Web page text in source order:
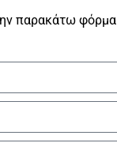
παρακάτω φόρμα